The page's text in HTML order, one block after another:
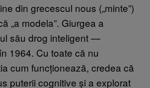
din grecescul nous („minte”)
„a modela”. Giurgea a
său drog inteligent —
1964. Cu toate că nu
cum funcționează, credea că
puterii cognitive și a explorat